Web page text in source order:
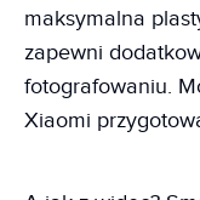
maksymalna
zapewni
fotografowaniu.
Xiaomi